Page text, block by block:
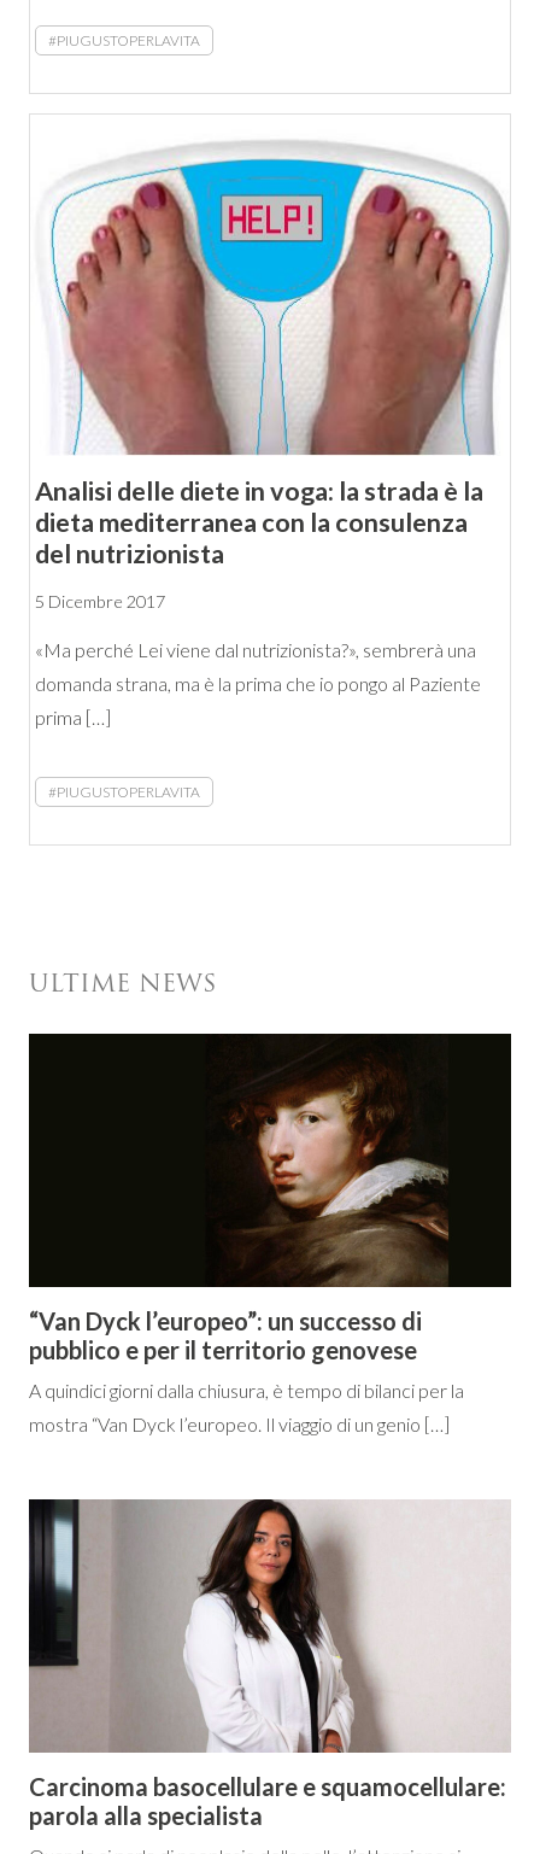
#PIUGUSTOPERLAVITA
Analisi delle diete in voga: la strada è la
dieta mediterranea con la consulenza
del nutrizionista
5 Dicembre 2017
«Ma perché Lei viene dal nutrizionista?», sembrerà una
domanda strana, ma è la prima che io pongo al Paziente
prima […]
#PIUGUSTOPERLAVITA
ULTIME NEWS
“Van Dyck l’europeo”: un successo di
pubblico e per il territorio genovese
A quindici giorni dalla chiusura, è tempo di bilanci per la
mostra “Van Dyck l’europeo. Il viaggio di un genio […]
Carcinoma basocellulare e squamocellulare:
parola alla specialista